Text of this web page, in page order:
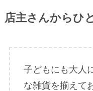
店主さんからひ
子どもにも大人
な雑貨を揃えて